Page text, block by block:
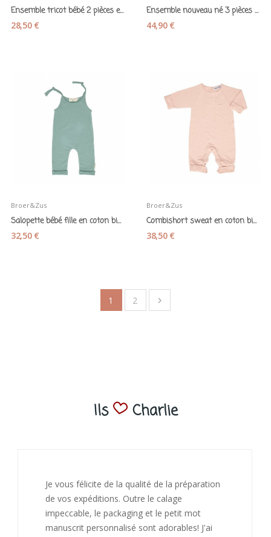
Ensemble tricot bébé 2 pièces en coton bio vert...
28,50 €
Ensemble nouveau né 3 pièces en coton bio + sac...
44,90 €
Broer&Zus
Salopette bébé fille en coton bio vert cactus
32,50 €
Broer&Zus
Combishort sweat en coton bio rose clair
38,50 €
1 2 
Ils Charlie
J’ai adoré ouvrir ce paquet votre message est
bienveillant et fait plaisir. Je ne manquerai pas
de recommandé chez vous. Bonne
continuation et merci à vous.